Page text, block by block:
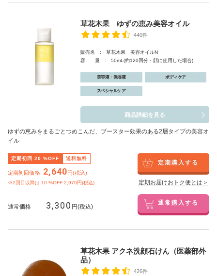
草花木果 ゆずの恵み美容オイル
440件
販売名 : 草花木果 美容オイルN
容 量 : 50mL(約120回分・顔に使用した場合)
美容液・保湿液 ボディケア
スペシャルケア
商品詳細を見る
ゆずの恵みをまるごとつめこんだ、ブースター効果のある2層タイプの美容オ
イル
定期初回 20 %OFF 送料無料
定期初回価格: 2,640円(税込)
※2回目以降は 10 %OFF 2,970円(税込)
定期購入する
定期お届けおトク便とは＞
通常価格 3,300 円(税込) 通常購入する
草花木果 アクネ洗顔石けん（医薬部外
品）
426件